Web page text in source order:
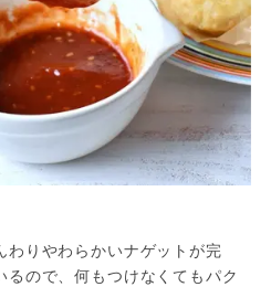
りやわらかいナゲットが完
ので、何もつけなくてもパク